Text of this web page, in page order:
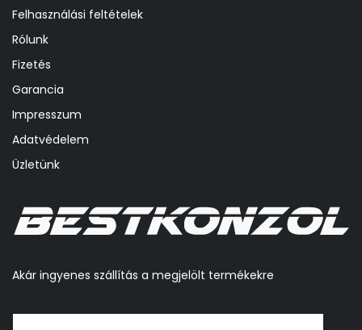
Felhasználási feltételek
Rólunk
Fizetés
Garancia
Impresszum
Adatvédelem
Üzletünk
Akár ingyenes szállítás a megjelölt termékekre